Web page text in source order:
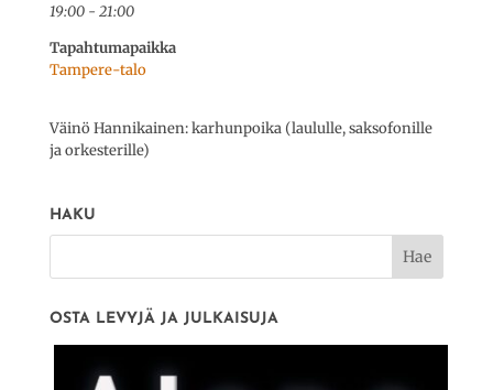
19:00 - 21:00
Tapahtumapaikka
Tampere-talo
Väinö Hannikainen: karhunpoika (laululle, saksofonille
ja orkesterille)
HAKU
OSTA LEVYJÄ JA JULKAISUJA